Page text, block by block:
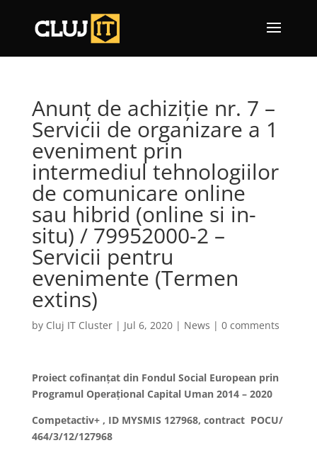
Anunț de achiziție nr. 7 –
Servicii de organizare a 1
eveniment prin
intermediul tehnologiilor
de comunicare online
sau hibrid (online si in-
situ) / 79952000-2 –
Servicii pentru
evenimente (Termen
extins)
by Cluj IT Cluster| Jul 6, 2020| News | 0 comments
Proiect cofinanțat din Fondul Social European prin
Programul Operațional Capital Uman 2014 – 2020
Competactiv+ , ID MYSMIS 127968, contract POCU/
464/3/12/127968